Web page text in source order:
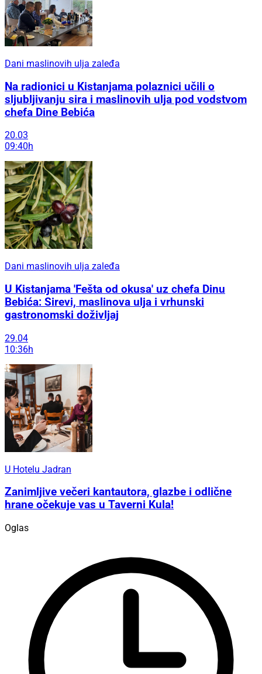
Dani maslinovih ulja zaleđa
Na radionici u Kistanjama polaznici učili o
sljubljivanju sira i maslinovih ulja pod vodstvom
chefa Dine Bebića
20.03
09:40h
Dani maslinovih ulja zaleđa
U Kistanjama 'Fešta od okusa' uz chefa Dinu
Bebića: Sirevi, maslinova ulja i vrhunski
gastronomski doživljaj
29.04
10:36h
U Hotelu Jadran
Zanimljive večeri kantautora, glazbe i odlične
hrane očekuje vas u Taverni Kula!
Oglas